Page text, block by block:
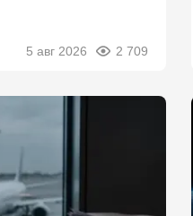
5 авг 2026 2 709